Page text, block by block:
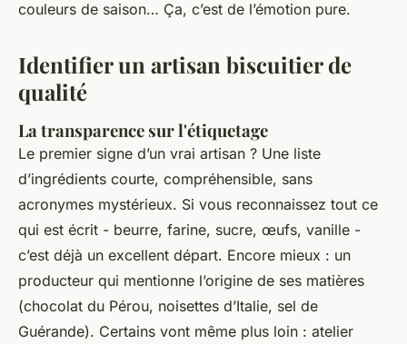
couleurs de saison… Ça, c’est de l’émotion pure.
Identifier un artisan biscuitier de
qualité
La transparence sur l'étiquetage
Le premier signe d’un vrai artisan ? Une liste
d’ingrédients courte, compréhensible, sans
acronymes mystérieux. Si vous reconnaissez tout ce
qui est écrit - beurre, farine, sucre, œufs, vanille -
c’est déjà un excellent départ. Encore mieux : un
producteur qui mentionne l’origine de ses matières
(chocolat du Pérou, noisettes d’Italie, sel de
Guérande). Certains vont même plus loin : atelier